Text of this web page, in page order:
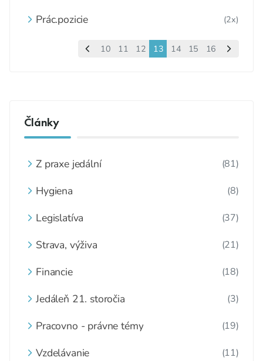
Prác.pozicie (2x)
10 11 12 13 14 15 16
Články
Z praxe jedální (81)
Hygiena (8)
Legislatíva (37)
Strava, výživa (21)
Financie (18)
Jedáleň 21. storočia (3)
Pracovno - právne témy (19)
Vzdelávanie (11)